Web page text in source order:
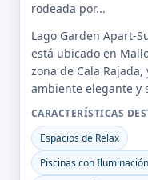
rodeada por...
Lago Garden Apart-
está ubicado en
zona de Cala Rajada,
ambiente elegante y
CARACTERÍSTICAS
Espacios de Relax
Piscinas con